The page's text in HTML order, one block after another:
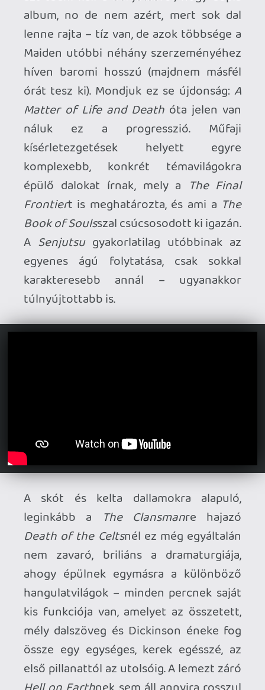
Senjutsu tehát kifejezetten jó Maiden-
lemez lett (nálam még a legutóbbit, a The
Book of Soulst is veri egy arasznyival), és
ha megadod neki a megfelelő időt, egy
remek (ámde nem hibátlan) 82 perces
élményben lehet részed. Ennél több
pedig nem is nagyon kell egy olyan
bandától, akik már a hetvenes évek óta
nyomják, és még mindig vannak annyira
lelkesek és aktívak, hogy új lemezekkel
ajándékozzák meg a rajongókat.
Szerencsére a kritikusok és az eladási
számok is ezt igazolják: a
Senjutsu
meleg
fogadtatásra talált az újságíróknál, és az
amerikai Billboard 200-as lista harmadik
helyén debütált, ami a zenekar
történetében egyértelmű csúcspont –
eddig még egyetlen albumuk sem jutott
ilyen magasra az USA-ban. Nem győzöm
hangsúlyozni, mindezt egy olyan csapat
vitte véghez, akik lassan félévszázada
zenélnek, akik már rég maguk mögött
hagyták az aranykort, ugyanakkor akik
homokos tengerparton – de nyilván nem
teszik, helyette halálukig nyomják a
metált, és amíg ilyen minőségű
lemezeket tudnak lerakni az asztalra,
mint aSenjutsu, ez nem is baj. Főleg ilyen
ínséges időkben: sokszor mondják, hogy
a rockzene haldoklik (szerintem
egyébként egyáltalán nem, csak jelenleg
nem annyira divatos és nincs annyira
előtérve helyezve, mint mondjuk
harminc-negyven évvel ezelőtt), de ha
mindenképpen ellenpéldát akarunk, csak
tegyük fel a Senjutsut: nehezen
betörhető jószág, de ha sikerül elbánni
vele, még az is lehet, hogy nem érzel majd
csillapíthatatlan késztetést arra, hogy
levedd a polcról a régi nagy Maiden-
klasszikusokat.